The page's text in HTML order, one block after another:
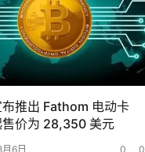
推出 Fathom 电动卡
售价为 28,350 美元
6日 0 0